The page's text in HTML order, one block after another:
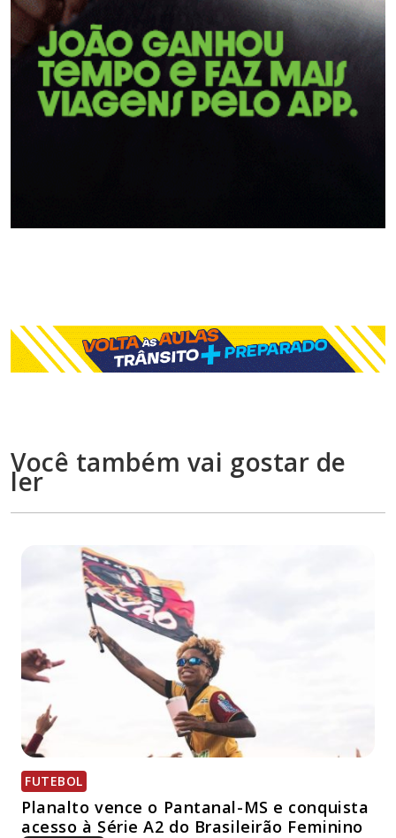
Você também vai gostar de
ler
FUTEBOL
Planalto vence o Pantanal-MS e conquista
acesso à Série A2 do Brasileirão Feminino